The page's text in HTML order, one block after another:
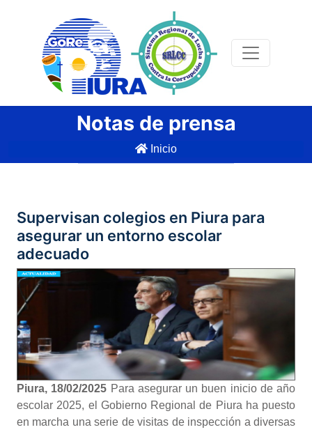
Notas de prensa
Inicio
Supervisan colegios en Piura para
asegurar un entorno escolar
adecuado
Piura, 18/02/2025 Para asegurar un buen inicio de año
escolar 2025, el Gobierno Regional de Piura ha puesto
en marcha una serie de visitas de inspección a diversas